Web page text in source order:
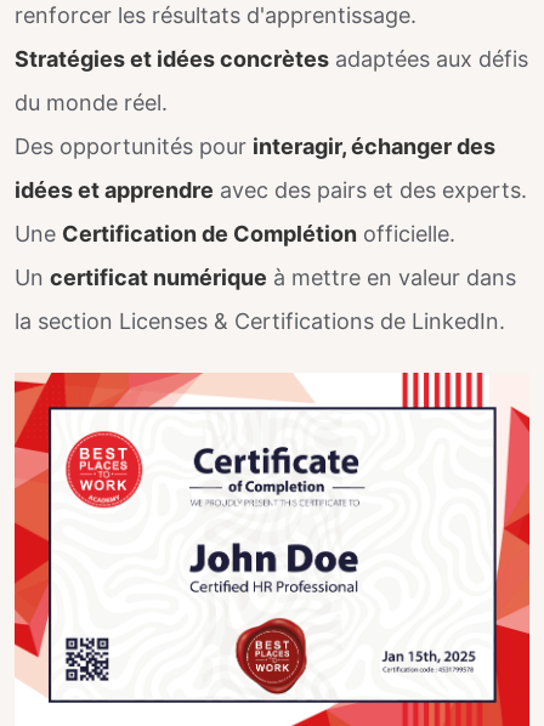
renforcer les résultats d'apprentissage.
Stratégies et idées concrètes adaptées aux défis
du monde réel.
Des opportunités pour interagir, échanger des
idées et apprendre avec des pairs et des experts.
Une Certification de Complétion officielle.
Un certificat numérique à mettre en valeur dans
la section Licenses & Certifications de LinkedIn.